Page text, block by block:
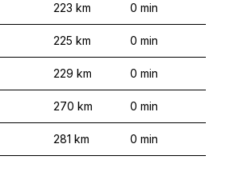
223 km 0 min
225 km 0 min
229 km 0 min
270 km 0 min
281 km 0 min